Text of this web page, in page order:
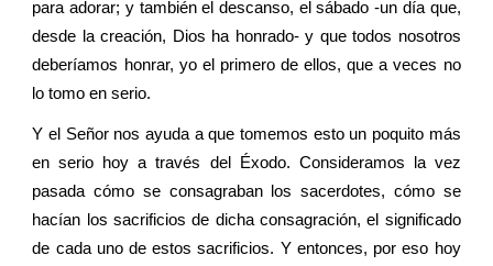
para adorar; y también el descanso, el sábado -un día que,
desde la creación, Dios ha honrado- y que todos nosotros
deberíamos honrar, yo el primero de ellos, que a veces no
lo tomo en serio.
Y el Señor nos ayuda a que tomemos esto un poquito más
en serio hoy a través del Éxodo. Consideramos la vez
pasada cómo se consagraban los sacerdotes, cómo se
hacían los sacrificios de dicha consagración, el significado
de cada uno de estos sacrificios. Y entonces, por eso hoy